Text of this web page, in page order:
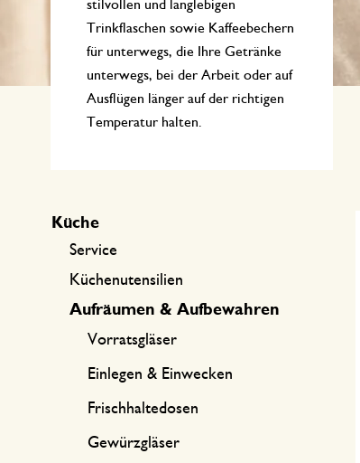
Tee-Zubehör
Kaffee-Zubehör
International kochen
Körbe
Schreiben & Hobby
stilvollen und langlebigen
Trinkflaschen sowie Kaffeebechern
für unterwegs, die Ihre Getränke
unterwegs, bei der Arbeit oder auf
Ausflügen länger auf der richtigen
Temperatur halten.
Küche
Service
Küchenutensilien
Aufräumen & Aufbewahren
Vorratsgläser
Einlegen & Einwecken
Frischhaltedosen
Gewürzgläser